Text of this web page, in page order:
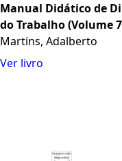
Manual Didático de
do Trabalho (Volume
Martins, Adalberto
Ver livro